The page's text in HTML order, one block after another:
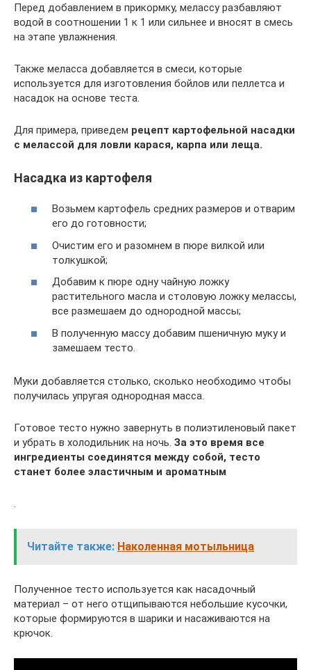
Перед добавлением в прикормку, мелассу разбавляют
водой в соотношении 1 к 1 или сильнее и вносят в смесь
на этапе увлажнения.
Также меласса добавляется в смеси, которые
используется для изготовления бойлов или пеллетса и
насадок на основе теста.
Для примера, приведем рецепт картофельной насадки
с мелассой для ловли карася, карпа или леща.
Насадка из картофеля
Возьмем картофель средних размеров и отварим
его до готовности;
Очистим его и разомнем в пюре вилкой или
толкушкой;
Добавим к пюре одну чайную ложку
растительного масла и столовую ложку мелассы,
все размешаем до однородной массы;
В полученную массу добавим пшеничную муку и
замешаем тесто.
Муки добавляется столько, сколько необходимо чтобы
получилась упругая однородная масса.
Готовое тесто нужно завернуть в полиэтиленовый пакет
и убрать в холодильник на ночь. За это время все
ингредиенты соединятся между собой, тесто
станет более эластичным и ароматным
.
Читайте также: Наколенная мотыльница
Полученное тесто используется как насадочный
материал – от него отщипываются небольшие кусочки,
которые формируются в шарики и насаживаются на
крючок.